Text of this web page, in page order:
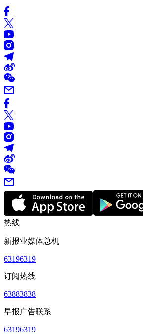
热线
新报业媒体总机
63196319
订阅热线
63883838
早报广告联系
63196319